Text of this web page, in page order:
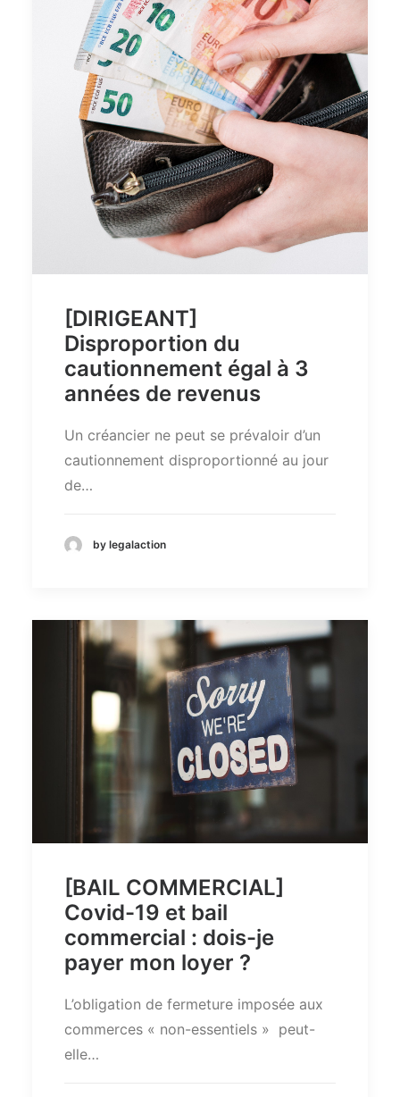
[DIRIGEANT]
Disproportion du
cautionnement égal à 3
années de revenus
Un créancier ne peut se prévaloir d’un
cautionnement disproportionné au jour
de…
by legalaction
[BAIL COMMERCIAL]
Covid-19 et bail
commercial : dois-je
payer mon loyer ?
L’obligation de fermeture imposée aux
commerces « non-essentiels » peut-
elle…